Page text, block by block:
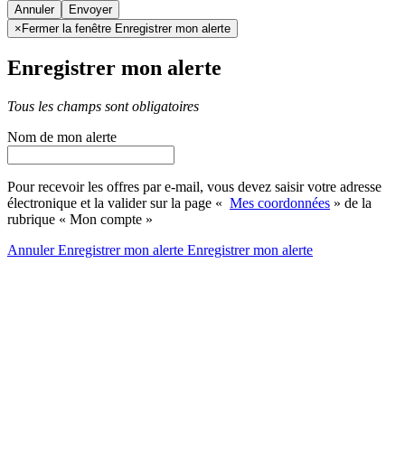
Annuler
× Fermer la fenêtre Enregistrer mon alerte
Enregistrer mon alerte
Tous les champs sont obligatoires
Nom de mon alerte
Pour recevoir les offres par e-mail, vous devez saisir votre adresse
électronique et la valider sur la page « Mes coordonnées » de la
rubrique « Mon compte »
AnnulerEnregistrer mon alerte Enregistrermon alerte